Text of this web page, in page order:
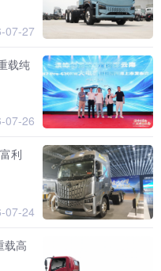
07-27
载纯
07-26
利
07-24
载高